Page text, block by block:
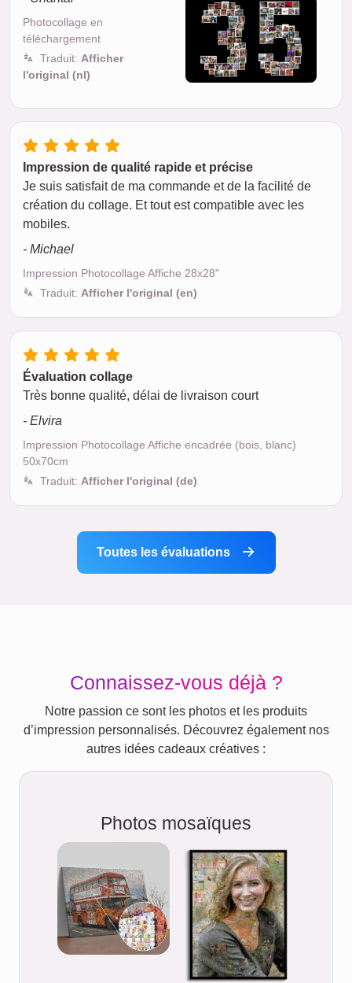
Photocollage en
téléchargement
Traduit: Afficher
l'original (nl)
Impression de qualité rapide et précise
Je suis satisfait de ma commande et de la facilité de
création du collage. Et tout est compatible avec les
mobiles.
- Michael
Impression Photocollage Affiche 28x28"
Traduit: Afficher l'original (en)
Évaluation collage
Très bonne qualité, délai de livraison court
- Elvira
Impression Photocollage Affiche encadrée (bois, blanc)
50x70cm
Traduit: Afficher l'original (de)
Toutes les évaluations
Connaissez-vous déjà ?
Notre passion ce sont les photos et les produits
d’impression personnalisés. Découvrez également nos
autres idées cadeaux créatives :
Photos mosaïques